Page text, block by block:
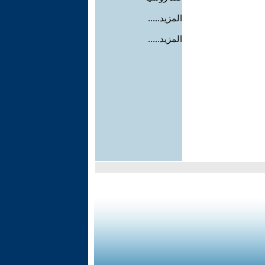
المزيد.....
المزيد.....